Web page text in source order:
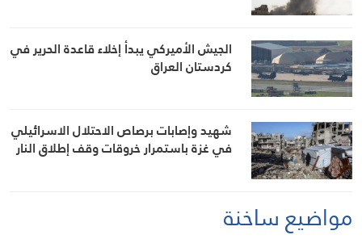
الجيش الأميركي يبدأ إخلاء قاعدة الحرير في
كردستان العراق
شهيد وإصابات برصاص الاحتلال الاسرائيلي
في غزة باستمرار خروقات وقف إطلاق النار
مواضيع ساخنة